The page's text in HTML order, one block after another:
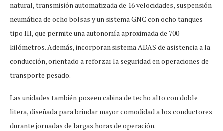
natural, transmisión automatizada de 16 velocidades, suspensión
neumática de ocho bolsas y un sistema GNC con ocho tanques
tipo III, que permite una autonomía aproximada de 700
kilómetros. Además, incorporan sistema ADAS de asistencia a la
conducción, orientado a reforzar la seguridad en operaciones de
transporte pesado.
Las unidades también poseen cabina de techo alto con doble
litera, diseñada para brindar mayor comodidad a los conductores
durante jornadas de largas horas de operación.